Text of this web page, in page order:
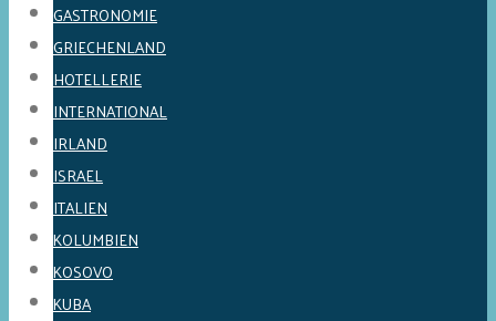
GASTRONOMIE
GRIECHENLAND
HOTELLERIE
INTERNATIONAL
IRLAND
ISRAEL
ITALIEN
KOLUMBIEN
KOSOVO
KUBA